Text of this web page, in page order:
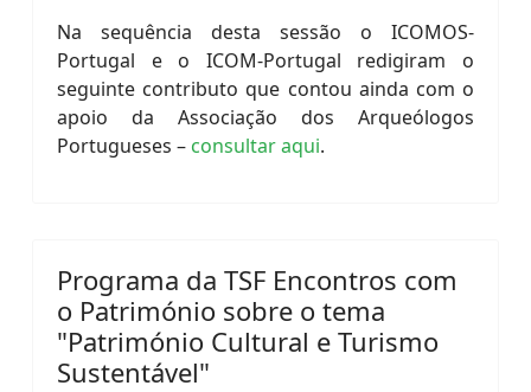
Na sequência desta sessão o ICOMOS-
Portugal e o ICOM-Portugal redigiram o
seguinte contributo que contou ainda com o
apoio da Associação dos Arqueólogos
Portugueses – consultar aqui.
Programa da TSF Encontros com
o Património sobre o tema
"Património Cultural e Turismo
Sustentável"